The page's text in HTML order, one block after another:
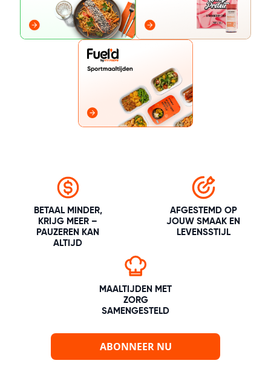
BETAAL MINDER,
KRIJG MEER –
PAUZEREN KAN
ALTIJD
AFGESTEMD OP
JOUW SMAAK EN
LEVENSSTIJL
MAALTIJDEN MET
ZORG
SAMENGESTELD
ABONNEER NU